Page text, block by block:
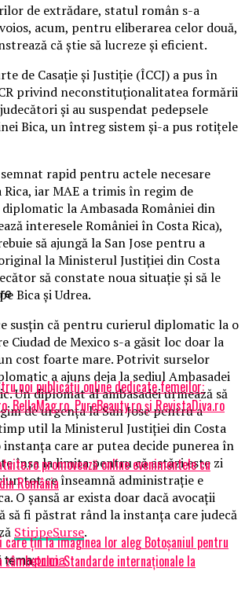
de extrădare, statul român s-a
acum, pentru eliberarea celor două,
că ştie să lucreze şi eficient.
de Casaţie şi Justiţie (ÎCCJ) a pus în
privind neconstituţionalitatea formării
şi au suspendat pedepsele
Bica, un întreg sistem şi-a pus rotiţele
rapid pentru actele necesare
iar MAE a trimis în regim de
la Ambasada României din
interesele României în Costa Rica),
să ajungă la San Jose pentru a
la Ministerul Justiţiei din Costa
să constate noua situaţie şi să le
Bica şi Udrea.
susţin că pentru curierul diplomatic la o
Ciudad de Mexico s-a găsit loc doar la
cost foarte mare. Potrivit surselor
a ajuns deja la sediul Ambasadei
Un diplomat al ambasadei urmează să
de urgenţa la San Jose pentru a
util la Ministerul Justiţiei din Costa
instanţa care ar putea decide punerea în
însa la limita pentru că astăzi este zi
tot ce înseamnă administraţie e
O şansă ar exista doar dacă avocaţii
să fi păstrat rând la instanţa care judecă
StiripeSurse.
tema:prima
noi publicații online dedicate femeilor:
BellaMag.ro, PureBeauty.ro și RevistaDiva.ro
promovează online evenimentele cu
România
care țin la imaginea lor aleg Botoșaniul pentru
Standarde internaționale la